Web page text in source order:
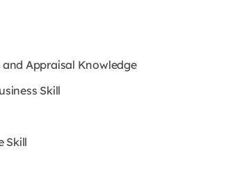
Appraisal Knowledge
Skill
Skill